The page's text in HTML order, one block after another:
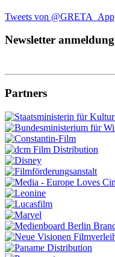
Tweets von @GRETA_App
Newsletter anmeldung
Partners